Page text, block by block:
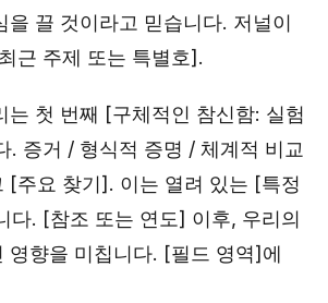
을 끌 것이라고 믿습니다. 저널이
근 주제 또는 특별호].
는 첫 번째 [구체적인 참신함: 실험
. 증거 / 형식적 증명 / 체계적 비교
[주요 찾기]. 이는 열려 있는 [특정
다. [참조 또는 연도] 이후, 우리의
영향을 미칩니다. [필드 영역]에